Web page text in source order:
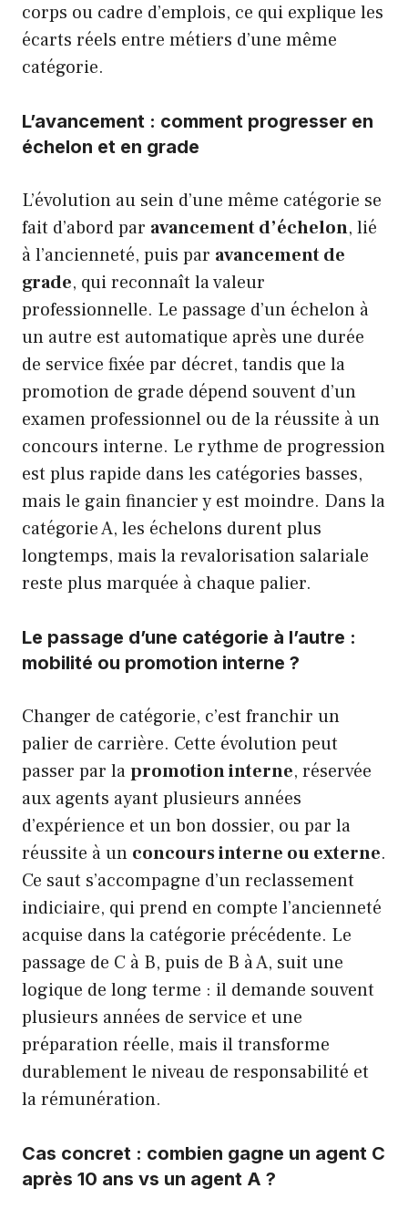
corps ou cadre d’emplois, ce qui explique les
écarts réels entre métiers d’une même
catégorie.
L’avancement : comment progresser en
échelon et en grade
L’évolution au sein d’une même catégorie se
fait d’abord par avancement d’échelon, lié
à l’ancienneté, puis par avancement de
grade, qui reconnaît la valeur
professionnelle. Le passage d’un échelon à
un autre est automatique après une durée
de service fixée par décret, tandis que la
promotion de grade dépend souvent d’un
examen professionnel ou de la réussite à un
concours interne. Le rythme de progression
est plus rapide dans les catégories basses,
mais le gain financier y est moindre. Dans la
catégorie A, les échelons durent plus
longtemps, mais la revalorisation salariale
reste plus marquée à chaque palier.
Le passage d’une catégorie à l’autre :
mobilité ou promotion interne ?
Changer de catégorie, c’est franchir un
palier de carrière. Cette évolution peut
passer par lapromotion interne, réservée
aux agents ayant plusieurs années
d’expérience et un bon dossier, ou par la
réussite à un concours interne ou externe.
Ce saut s’accompagne d’un reclassement
indiciaire, qui prend en compte l’ancienneté
acquise dans la catégorie précédente. Le
passage de C à B, puis de B à A, suit une
logique de long terme : il demande souvent
plusieurs années de service et une
préparation réelle, mais il transforme
durablement le niveau de responsabilité et
la rémunération.
Cas concret : combien gagne un agent C
après 10 ans vs un agent A ?